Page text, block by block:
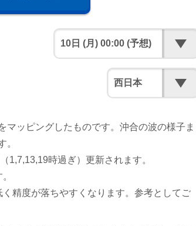
マッピングしたものです。沖合の波の様子ま
。
1,7,13,19時過ぎ）更新されます。
精度が落ちやすくなります。参考としてご